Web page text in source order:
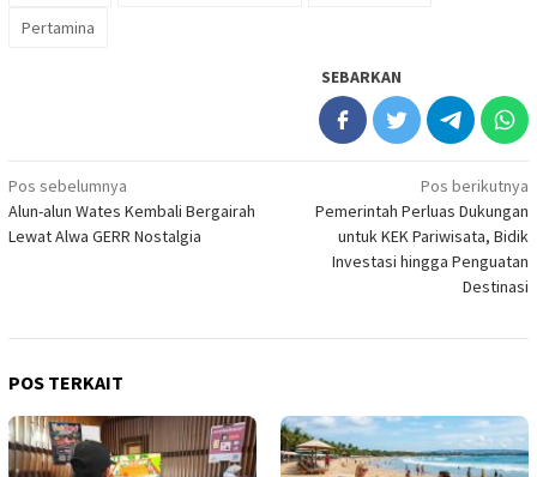
Pertamina
SEBARKAN
Navigasi
pos
Pos sebelumnya
Alun-alun Wates Kembali Bergairah
Lewat Alwa GERR Nostalgia
Pos berikutnya
Pemerintah Perluas Dukungan
untuk KEK Pariwisata, Bidik
Investasi hingga Penguatan
Destinasi
POS TERKAIT